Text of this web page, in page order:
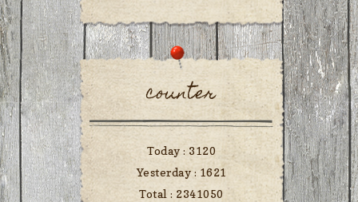
counter
Today : 3120
Yesterday : 1621
Total : 2341050